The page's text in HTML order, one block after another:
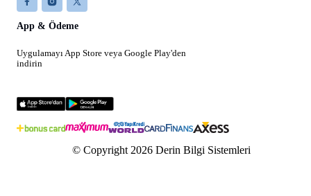
App & Ödeme
Uygulamayı App Store veya Google Play'den
indirin
© Copyright 2026 Derin Bilgi Sistemleri